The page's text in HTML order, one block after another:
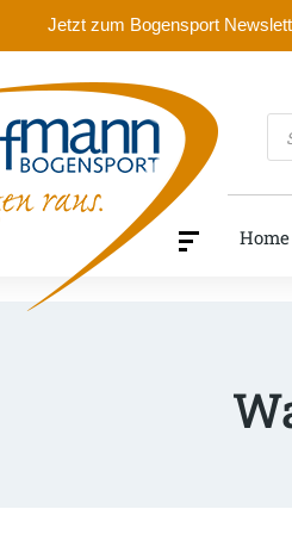
Jetzt zum Bogensport
Home